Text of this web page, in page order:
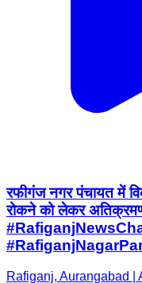
रफीगंज नगर पंचायत में
रोकने को लेकर
Rafiganj, Aurangabad |